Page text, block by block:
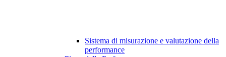
Sistema di misurazione e valutazione della
performance